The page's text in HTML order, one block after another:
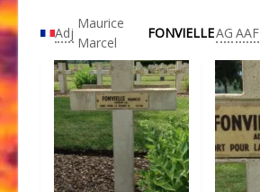
Adj
Maurice
Marcel
FONVIELLEAG AAF